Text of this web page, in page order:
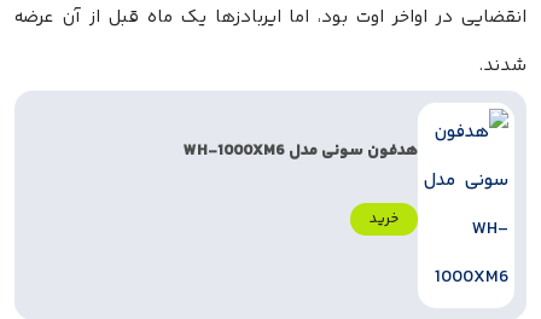
انقضایی در اواخر اوت بود، اما ایر‌بادزها یک ماه قبل از آن عرضه
شدند.
هدفون سونی مدل WH-1000XM6
خرید